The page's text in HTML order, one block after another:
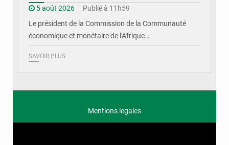
5 août 2026
Publié à 11h59
Le président de la Commission de la Communauté
économique et monétaire de l'Afrique…
SAVOIR PLUS
Mentions legales